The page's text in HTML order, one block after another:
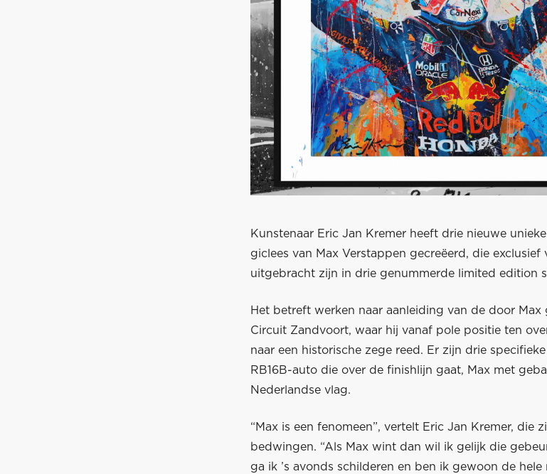
Kunstenaar Eric Jan Kremer heeft drie nieuwe
giclees van Max Verstappen gecreëerd, die exclusief
uitgebracht zijn in drie genummerde limited edition
Het betreft werken naar aanleiding van de door Max
Circuit Zandvoort, waar hij vanaf pole positie ten
naar een historische zege reed. Er zijn drie
RB16B-auto die over de finishlijn gaat, Max met
Nederlandse vlag.
“Max is een fenomeen”, vertelt Eric Jan Kremer, die
bedwingen. “Als Max wint dan wil ik gelijk die
ga ik ’s avonds schilderen en ben ik gewoon de